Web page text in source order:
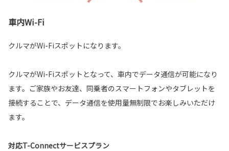
車内Wi-Fi
クルマがWi-Fiスポットになります。
クルマがWi-Fiスポットとなって、車内でデータ通信が可能になり
ます。ご家族やお友達、同乗者のスマートフォンやタブレットを
接続することで、データ通信を使用量無制限でお楽しみいただけ
ます。
対応T-Connectサービスプラン